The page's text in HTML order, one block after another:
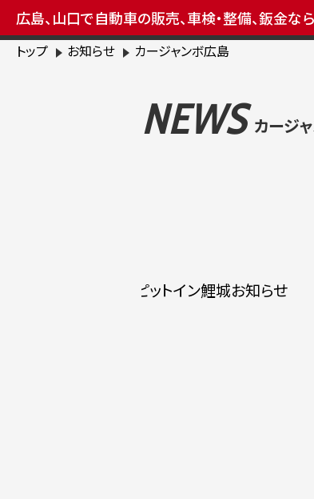
広島、山口で自動車の販売、車検・整備、鈑金なら
トップ お知らせ カージャンボ広島
NEWS カージ